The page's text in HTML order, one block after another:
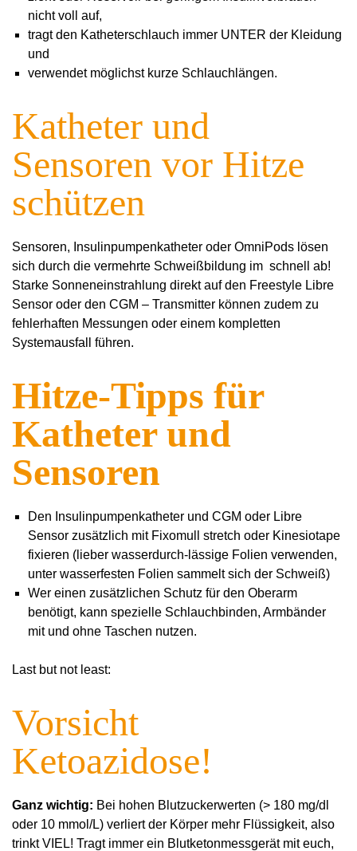
nicht voll auf,
tragt den Katheterschlauch immer UNTER der Kleidung
und
verwendet möglichst kurze Schlauchlängen.
Katheter und
Sensoren vor Hitze
schützen
Sensoren, Insulinpumpenkatheter oder OmniPods lösen
sich durch die vermehrte Schweißbildung im schnell ab!
Starke Sonneneinstrahlung direkt auf den Freestyle Libre
Sensor oder den CGM – Transmitter können zudem zu
fehlerhaften Messungen oder einem kompletten
Systemausfall führen.
Hitze-Tipps für
Katheter und
Sensoren
Den Insulinpumpenkatheter und CGM oder Libre
Sensor zusätzlich mit Fixomull stretch oder Kinesiotape
fixieren (lieber wasserdurch-lässige Folien verwenden,
unter wasserfesten Folien sammelt sich der Schweiß)
Wer einen zusätzlichen Schutz für den Oberarm
benötigt, kann spezielle Schlauchbinden, Armbänder
mit und ohne Taschen nutzen.
Last but not least:
Vorsicht
Ketoazidose!
Ganz wichtig: Bei hohen Blutzuckerwerten (> 180 mg/dl
oder 10 mmol/L) verliert der Körper mehr Flüssigkeit, also
trinkt VIEL! Tragt immer ein Blutketonmessgerät mit euch,